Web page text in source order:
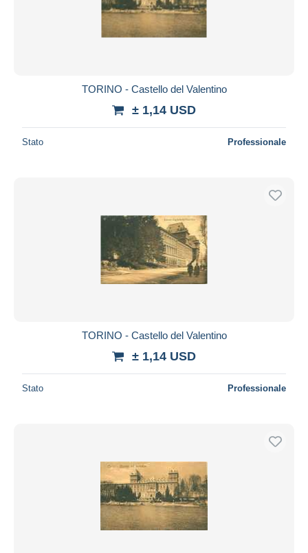
TORINO - Castello del Valentino
± 1,14 USD
Stato Professionale
TORINO - Castello del Valentino
± 1,14 USD
Stato Professionale